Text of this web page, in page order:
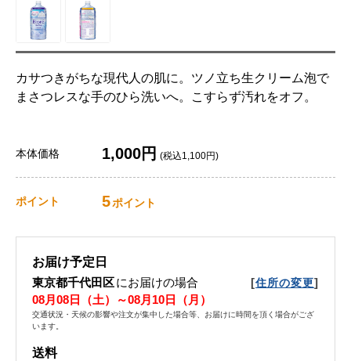
カサつきがちな現代人の肌に。ツノ立ち生クリーム泡で
まさつレスな手のひら洗いへ。こすらず汚れをオフ。
本体価格 1,000円 (税込1,100円)
ポイント 5ポイント
お届け予定日
東京都千代田区にお届けの場合 [住所の変更]
08月08日（土）～08月10日（月）
交通状況・天候の影響や注文が集中した場合等、お届けに時間を頂く場合がござ
います。
送料